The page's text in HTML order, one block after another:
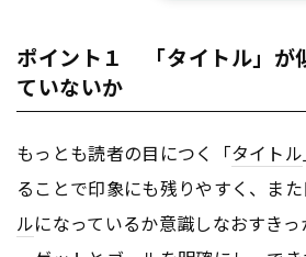
ポイント１ 「タイトル」が
ていないか
もっとも読者の目につく「タイトル
ることで印象にも残りやすく、ま
ルになっているか意識しなおすき